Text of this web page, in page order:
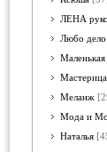
ЛЕНА
Любо дело
Мастерица
Меланж
Мода и
Наталья